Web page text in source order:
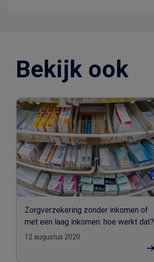
Bekijk ook
Zorgverzekering zonder inkomen of
met een laag inkomen: hoe werkt dat?
12 augustus 2020